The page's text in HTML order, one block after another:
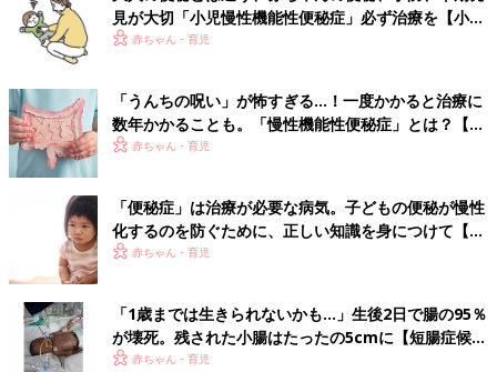
見が大切「小児慢性機能性便秘症」必ず治療を【小児
科医】
赤ちゃん・育児
「うんちの呪い」が怖すぎる…！一度かかると治療に
数年かかることも。「慢性機能性便秘症」とは？【専
門医】
赤ちゃん・育児
「便秘症」は治療が必要な病気。子どもの便秘が慢性
化するのを防ぐために、正しい知識を身につけて【専
門医】
赤ちゃん・育児
「1歳までは生きられないかも…」生後2日で腸の95％
が壊死。残された小腸はたったの5cmに【短腸症候
群・体験談】
赤ちゃん・育児